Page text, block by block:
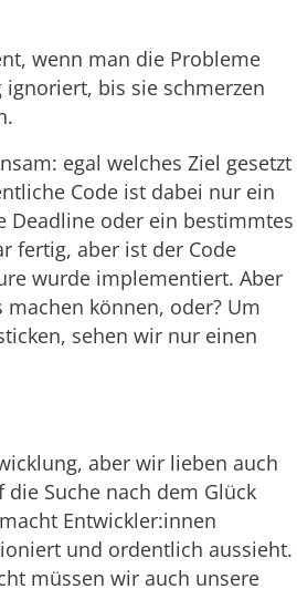
wenn man die Probleme
bis sie schmerzen
egal welches Ziel gesetzt
Code ist dabei nur ein
Deadline oder ein bestimmtes
fertig, aber ist der Code
wurde implementiert. Aber
können, oder? Um
sehen wir nur einen
aber wir lieben auch
Suche nach dem Glück
Entwickler:innen
und ordentlich aussieht.
müssen wir auch unsere